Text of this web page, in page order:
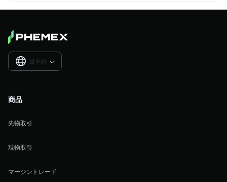
日本語 
商品
先物取引
現物取引
マージントレード